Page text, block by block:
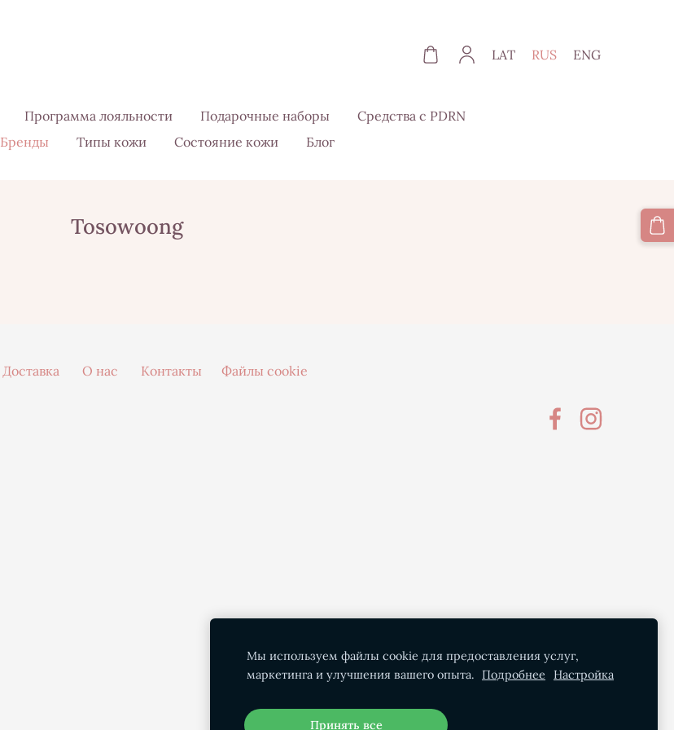
Программа лояльности Подарочные наборы
Средства с PDRN
Бренды Типы кожи Состояние кожи Блог
LAT RUS ENG
Tosowoong
Доставка О нас Контакты Файлы cookie
Мы используем файлы cookie для предоставления услуг,
маркетинга и улучшения вашего опыта.
Подробнее Настройка
Принять все